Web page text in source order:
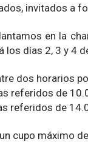
invitados a
en la
los días 2, 3 y 4
dos horarios
referidos de
referidos de
cupo máximo